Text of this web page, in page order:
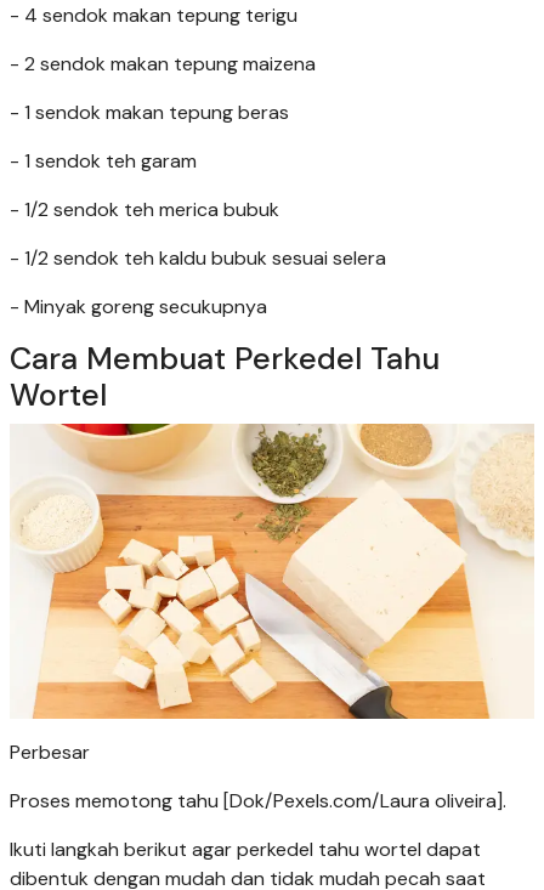
- 4 sendok makan tepung terigu
- 2 sendok makan tepung maizena
- 1 sendok makan tepung beras
- 1 sendok teh garam
- 1/2 sendok teh merica bubuk
- 1/2 sendok teh kaldu bubuk sesuai selera
- Minyak goreng secukupnya
Cara Membuat Perkedel Tahu
Wortel
Perbesar
Proses memotong tahu [Dok/Pexels.com/Laura oliveira].
Ikuti langkah berikut agar perkedel tahu wortel dapat
dibentuk dengan mudah dan tidak mudah pecah saat